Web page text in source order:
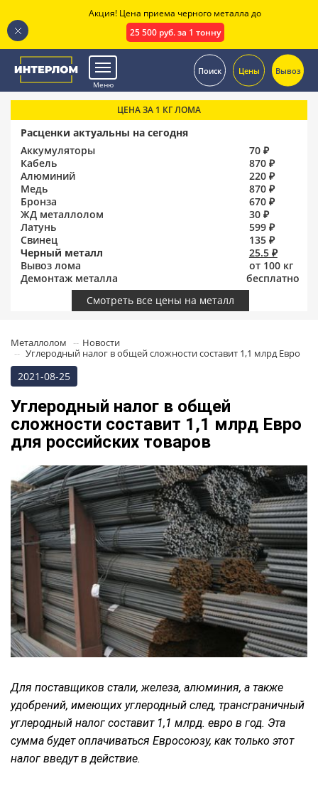
Меню
Поиск Цены Вывоз
ЦЕНА ЗА 1 КГ ЛОМА
Расценки актуальны на сегодня
Аккумуляторы
70 ₽
Кабель
870 ₽
Алюминий
220 ₽
Медь
870 ₽
Бронза
670 ₽
ЖД металлолом
30 ₽
Латунь
599 ₽
Свинец
135 ₽
Черный металл
25.5 ₽
Вывоз лома
от 100 кг
Демонтаж металла
бесплатно
Смотреть все цены на металл
Металлолом
Новости
Углеродный налог в общей сложности составит 1,1 млрд Евро
2021-08-25
Углеродный налог в общей
сложности составит 1,1 млрд Евро
для российских товаров
Для поставщиков стали, железа, алюминия, а также
удобрений, имеющих углеродный след, трансграничный
углеродный налог составит 1,1 млрд. евро в год. Эта
сумма будет оплачиваться Евросоюзу, как только этот
налог введут в действие.
Акция! Цена приема черного металла до
25 500 руб. за 1 тонну
.